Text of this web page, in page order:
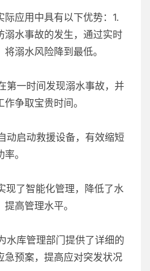
应用中具有以下优势：1.
溺水事故的发生，通过实时
溺水风险降到最低。
第一时间发现溺水事故，并
争取宝贵时间。
动启动救援设备，有效缩短
。
现了智能化管理，降低了水
高管理水平。
水库管理部门提供了详细的
急预案，提高应对突发状况